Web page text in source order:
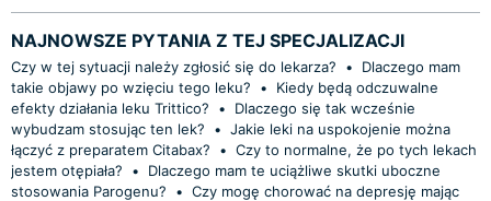
NAJNOWSZE PYTANIA Z TEJ SPECJALIZACJI
Czy w tej sytuacji należy zgłosić się do lekarza? •
Dlaczego mam
takie objawy po wzięciu tego leku?
•
Kiedy będą odczuwalne
efekty działania leku Trittico?
•
Dlaczego się tak wcześnie
wybudzam stosując ten lek?
• Jakie leki na uspokojenie można
łączyć z preparatem Citabax?
• Czy to normalne, że po tych lekach
jestem otępiała?
•
Dlaczego mam te uciążliwe skutki uboczne
stosowania Parogenu?
• Czy mogę chorować na depresję mając